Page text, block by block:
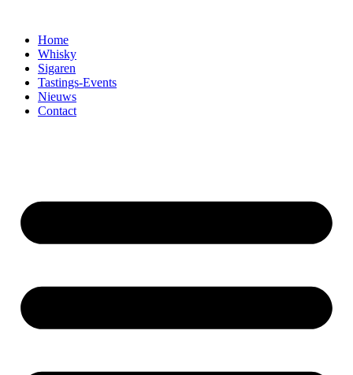
Home
Whisky
Sigaren
Tastings-Events
Nieuws
Contact